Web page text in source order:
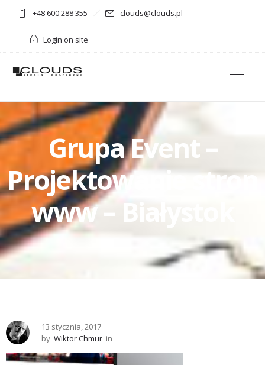
+48 600 288 355 clouds@clouds.pl
Login on site
Grupa Event –
Projektowanie stron
www – Białystok
13 stycznia, 2017
by Wiktor Chmur in